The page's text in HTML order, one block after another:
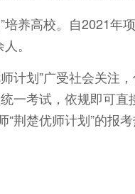
养高校。自2021年
。
计划”广受社会关注
一考试，依规即可
荆楚优师计划”的报